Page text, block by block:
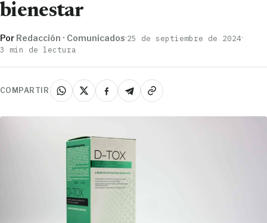
bienestar
Por Redacción · Comunicados·25 de septiembre de 2024·
3 min de lectura
COMPARTIR